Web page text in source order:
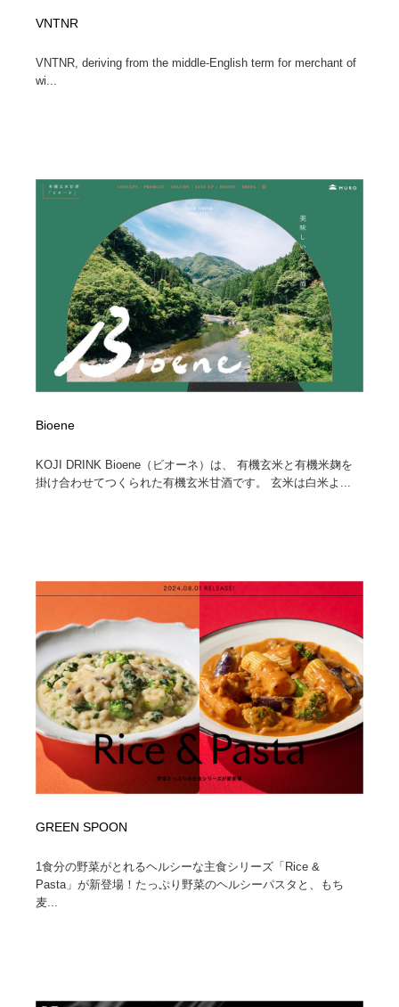
VNTNR
VNTNR, deriving from the middle-English term for merchant of
wi...
Bioene
KOJI DRINK Bioene（ビオーネ）は、 有機玄米と有機米麹を
掛け合わせてつくられた有機玄米甘酒です。 玄米は白米よ...
GREEN SPOON
1食分の野菜がとれるヘルシーな主食シリーズ「Rice &
Pasta」が新登場！たっぷり野菜のヘルシーパスタと、もち
麦...